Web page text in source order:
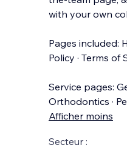
with your own
Pages included:
Policy · Terms of
Service pages:
Orthodontics ·
Afficher moins
Secteur :